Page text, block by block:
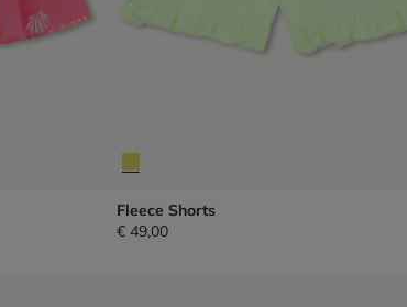
Fleece Shorts
€ 49,00